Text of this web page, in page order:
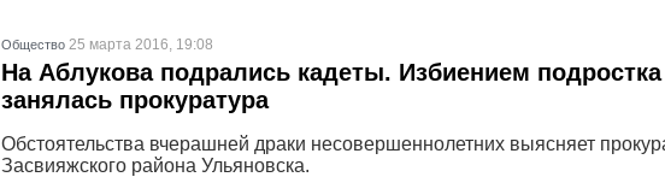
Общество 25 марта 2016, 19:08
На Аблукова подрались кадеты. Избиением подростка
занялась прокуратура
Обстоятельства вчерашней драки несовершеннолетних выясняет
Засвияжского района Ульяновска.